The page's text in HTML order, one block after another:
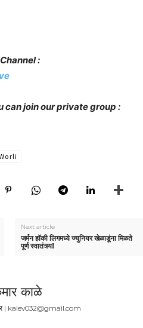
:
can join our private group :
Next article
जर्मन हॉकी लिगमध्ये ज्युनियर खेळाडूंना मिळते
पूर्ण स्वातंत्र्य!
काळे
| kalev032@gmail.com